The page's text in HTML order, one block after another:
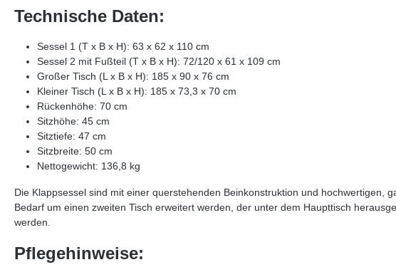
Technische Daten:
Sessel 1 (T x B x H): 63 x 62 x 110 cm
Sessel 2 mit Fußteil (T x B x H): 72/120 x 61 x 109 cm
Großer Tisch (L x B x H): 185 x 90 x 76 cm
Kleiner Tisch (L x B x H): 185 x 73,3 x 70 cm
Rückenhöhe: 70 cm
Sitzhöhe: 45 cm
Sitztiefe: 47 cm
Sitzbreite: 50 cm
Nettogewicht: 136,8 kg
Die Klappsessel sind mit einer querstehenden Beinkonstruktion und hochwertigen,
Bedarf um einen zweiten Tisch erweitert werden, der unter dem Haupttisch
werden.
Pflegehinweise: